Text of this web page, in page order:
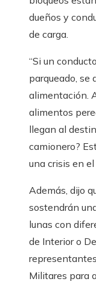
dueños y
de carga.
“Si un
parqueado, se
alimentación.
alimentos
llegan al
camionero?
una crisis en
Además, dijo
sostendrán
lunas con
de Interior o
Militares para